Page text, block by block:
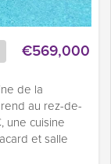
€569,000
de la
au rez-de-
une cuisine
et salle